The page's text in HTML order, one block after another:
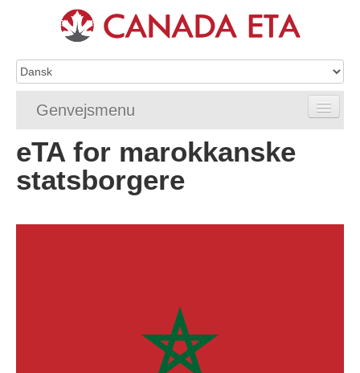
Genvejsmenu
Home
eTA-ansøgning
eTA for marokkanske
statsborgere